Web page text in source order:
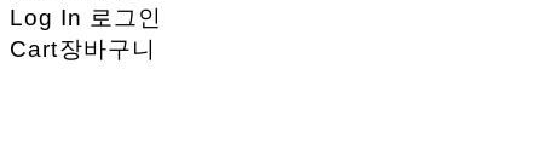
Log In 로그인
Cart장바구니